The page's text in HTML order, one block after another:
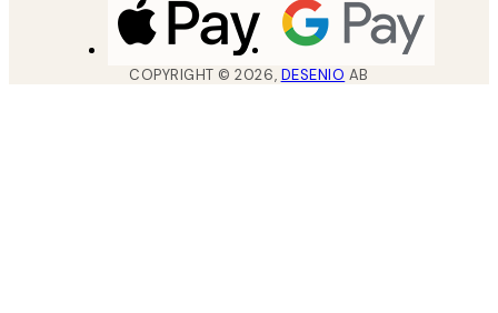
COPYRIGHT ©2026, DESENIO AB